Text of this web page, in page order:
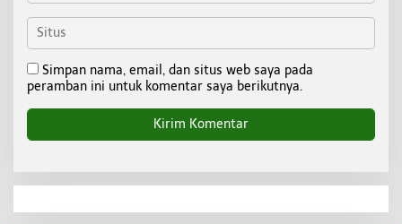
Simpan nama, email, dan situs web saya pada
peramban ini untuk komentar saya berikutnya.